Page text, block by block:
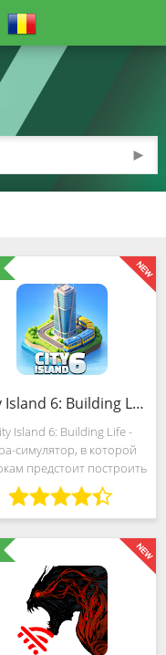
►
City Island 6: Building Life (MOD, Много денег)
Island 6: Building Life -
симулятор, в которой
предстоит построить
управлять собственным
городом. В этой
игре игрокам
предоставляется
создать город
своей